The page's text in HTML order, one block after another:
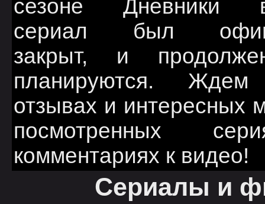
сезоне Дневники
сериал был
закрыт, и
планируются.
отзывах и интересных
посмотренных
комментариях к видео!
Сериалы и